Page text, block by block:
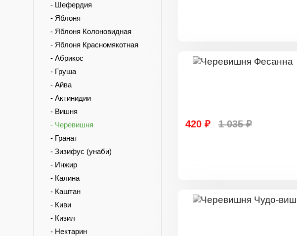
- Шефердия
- Яблоня
- Яблоня Колоновидная
- Яблоня Красномякотная
- Абрикос
- Груша
- Айва
- Актинидии
- Вишня
- Черевишня
- Гранат
- Зизифус (унаби)
- Инжир
- Калина
- Каштан
- Киви
- Кизил
- Нектарин
420 ₽ 1 035 ₽